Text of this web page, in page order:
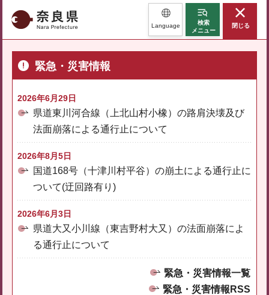
奈良県 Language
検索
メニュー
閉じる
緊急・災害情報
2026年6月29日
県道東川河合線（上北山村小橡）の路肩決壊及び
法面崩落による通行止について
2026年8月5日
国道168号（十津川村平谷）の崩土による通行止に
ついて(迂回路有り)
2026年6月3日
県道大又小川線（東吉野村大又）の法面崩落によ
る通行止について
緊急・災害情報一覧
緊急・災害情報RSS